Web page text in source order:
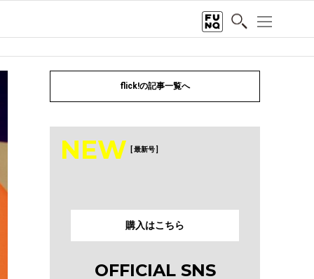
flick!の記事一覧へ
NEW [ 最新号 ]
購入はこちら
OFFICIAL SNS